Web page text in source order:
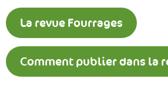
La revue Fourrages
Comment publier dans la